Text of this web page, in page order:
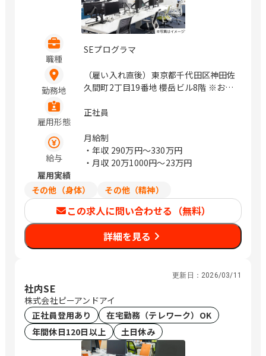
職種
SEプログラマ
勤務地
（雇い入れ直後）東京都千代田区神田佐
久間町2丁目19番地 櫻岳ビル8階 ※お客
住地を考慮して無理のない範囲で常駐先
雇用形態
正社員
給与
月給制
・年収 290万円〜330万円
・月収 20万1000円〜23万円
雇用実績
その他（身体）
その他（精神）
この求人に問い合わせる（無料）
詳細を見る
更新日： 2026/03/11
社内SE
株式会社ピーアンドアイ
正社員登用あり
在宅勤務（テレワーク）OK
年間休日120日以上
土日休み